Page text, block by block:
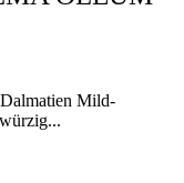
Mild-